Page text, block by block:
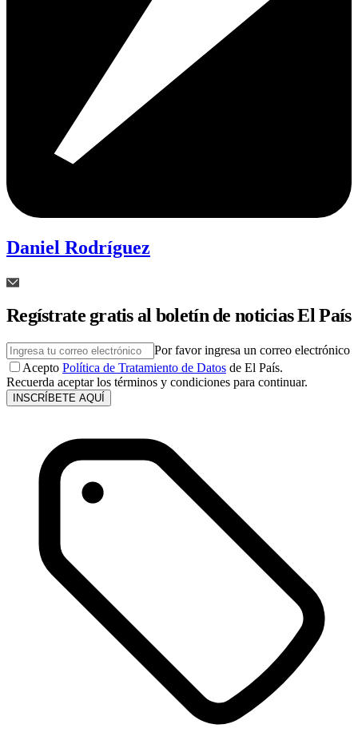
Daniel Rodríguez
Regístrate gratis al boletín de noticias El País
Por favor ingresa un correo electrónico
Acepto Política de Tratamiento de Datos de El País.
Recuerda aceptar los términos y condiciones para continuar.
INSCRÍBETE AQUÍ